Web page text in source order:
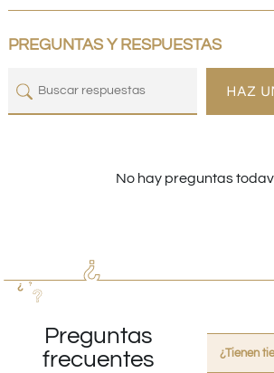
PREGUNTAS Y RESPUESTAS
HAZ
No hay preguntas
Preguntas
frecuentes
¿Tienen